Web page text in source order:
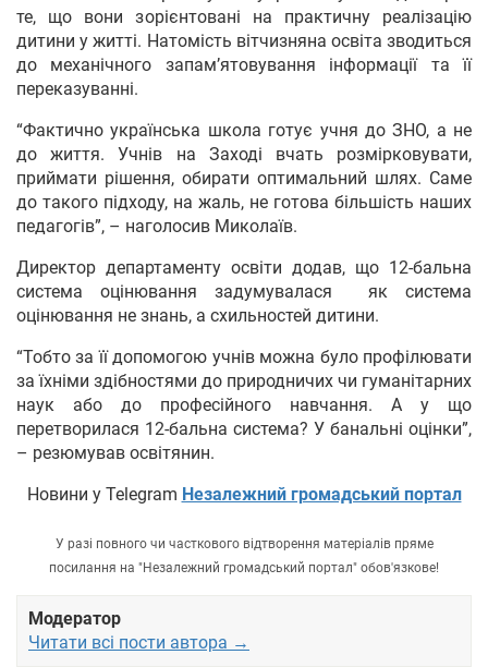
те, що вони зорієнтовані на практичну реалізацію
дитини у житті. Натомість вітчизняна освіта зводиться
до механічного запам’ятовування інформації та її
переказуванні.
“Фактично українська школа готує учня до ЗНО, а не
до життя. Учнів на Заході вчать розмірковувати,
приймати рішення, обирати оптимальний шлях. Саме
до такого підходу, на жаль, не готова більшість наших
педагогів”, – наголосив Миколаїв.
Директор департаменту освіти додав, що 12-бальна
система оцінювання задумувалася як система
оцінювання не знань, а схильностей дитини.
“Тобто за її допомогою учнів можна було профілювати
за їхніми здібностями до природничих чи гуманітарних
наук або до професійного навчання. А у що
перетворилася 12-бальна система? У банальні оцінки”,
– резюмував освітянин.
Новини у Telegram Незалежний громадський портал
У разі повного чи часткового відтворення матеріалів пряме
посилання на "Незалежний громадський портал" обов'язкове!
Модератор
Читати всі пости автора →